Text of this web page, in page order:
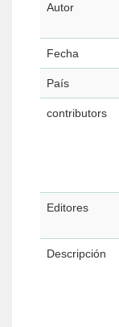
Autor
Fecha
País
contributors
Editores
Descripción